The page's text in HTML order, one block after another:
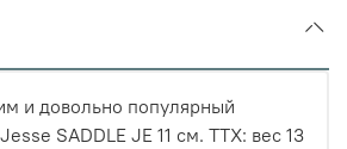
и довольно популярный
SADDLE JE 11 см. ТТХ: вес 13